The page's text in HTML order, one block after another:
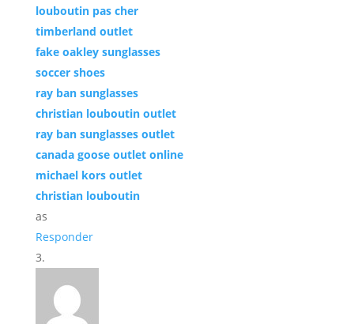
louboutin pas cher
timberland outlet
fake oakley sunglasses
soccer shoes
ray ban sunglasses
christian louboutin outlet
ray ban sunglasses outlet
canada goose outlet online
michael kors outlet
christian louboutin
as
Responder